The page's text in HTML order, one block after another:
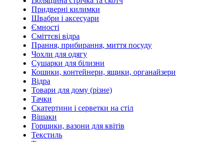
Придверні килимки
Швабри і аксесуари
Ємності
Сміттєві відра
Прання, прибирання, миття посуду
Чохли для одягу
Сушарки для білизни
Кошики, контейнери, ящики, органайзери
Відра
Товари для дому (різне)
Тачки
Скатертини і серветки на стіл
Вішаки
Горщики, вазони для квітів
Текстиль